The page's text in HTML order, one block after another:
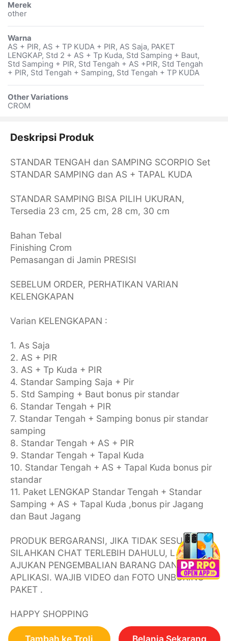
Merek
other
Warna
AS + PIR, AS + TP KUDA + PIR, AS Saja, PAKET
LENGKAP, Std 2 + AS + Tp Kuda, Std Samping + Baut,
Std Samping + PIR, Std Tengah + AS +PIR, Std Tengah
+ PIR, Std Tengah + Samping, Std Tengah + TP KUDA
Other Variations
CROM
Deskripsi Produk
STANDAR TENGAH dan SAMPING SCORPIO Set
STANDAR SAMPING dan AS + TAPAL KUDA
STANDAR SAMPING BISA PILIH UKURAN,
Tersedia 23 cm, 25 cm, 28 cm, 30 cm
Bahan Tebal
Finishing Crom
Pemasangan di Jamin PRESISI
SEBELUM ORDER, PERHATIKAN VARIAN
KELENGKAPAN
Varian KELENGKAPAN :
1. As Saja
2. AS + PIR
3. AS + Tp Kuda + PIR
4. Standar Samping Saja + Pir
5. Std Samping + Baut bonus pir standar
6. Standar Tengah + PIR
7. Standar Tengah + Samping bonus pir standar
samping
8. Standar Tengah + AS + PIR
9. Standar Tengah + Tapal Kuda
10. Standar Tengah + AS + Tapal Kuda bonus pir
standar
11. Paket LENGKAP Standar Tengah + Standar
Samping + AS + Tapal Kuda ,bonus pir Jagang
dan Baut Jagang
PRODUK BERGARANSI, JIKA TIDAK SESUAI
SILAHKAN CHAT TERLEBIH DAHULU, LALU
AJUKAN PENGEMBALIAN BARANG DAN VIA
APLIKASI. WAJIB VIDEO dan FOTO UNBOXING
PAKET .
HAPPY SHOPPING
Tambah ke Troli Belanja Sekarang